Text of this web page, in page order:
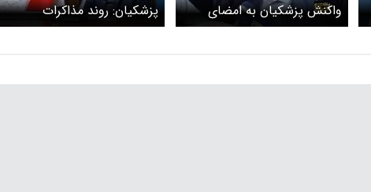
واکنش پزشکیان به امضای
تفاهم میان ایران و آمریکا +
پزشکیان: روند مذاکرات
به‌گونه‌ای طراحی شده که حقوق